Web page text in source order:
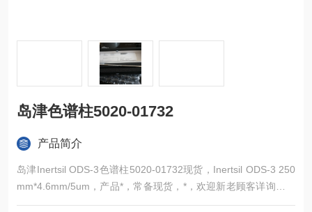
岛津色谱柱5020-01732
产品简介
岛津Inertsil ODS-3色谱柱5020-01732现货，Inertsil ODS-3 250
mm*4.6mm/5um，产品*，常备现货，*，欢迎新老顾客详询。岛
津色谱柱5020-01732